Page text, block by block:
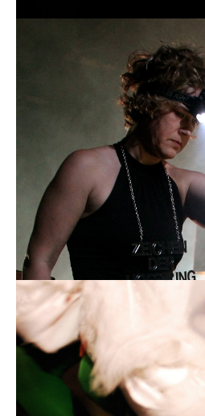
Schnittstelle: Bitte frei machen
Lecture Performance
and now show some action!